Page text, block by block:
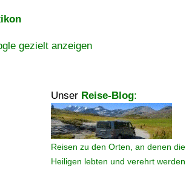
gezielt anzeigen
Unser Reise-Blog:
Reisen zu den Orten, an denen die
Heiligen lebten und verehrt werden.